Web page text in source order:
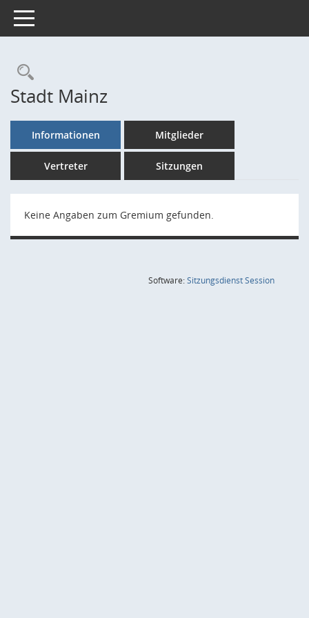
Toggle navigation
Rechercheauswahl
Stadt Mainz
Informationen Mitglieder
Vertreter Sitzungen
Keine Angaben zum Gremium gefunden.
Software:SitzungsdienstSession(Wird in